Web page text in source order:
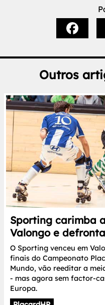
Outros
Sporting carimba
Valongo e
O Sporting venceu em
finais do Campeonato
Mundo, vão reeditar a
- mas agora sem factor-
Europa.